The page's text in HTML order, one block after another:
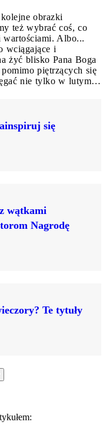
obrazki
też wybrać coś, co
wartościami. Albo...
wciągające i
żyć blisko Pana Boga
piętrzących się
nie tylko w lutym…
się
wątkami
Nagrodę
Te tytuły